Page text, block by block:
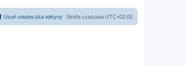
Strefa czasowa UTC+02:00
Usuń ciasteczka witryny